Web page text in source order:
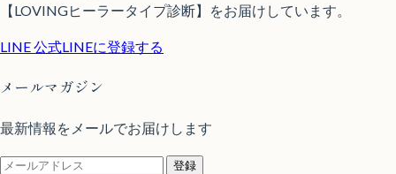
【LOVINGヒーラータイプ診断】をお届けしています。
LINE公式LINEに登録する
メールマガジン
最新情報をメールでお届けします
登録